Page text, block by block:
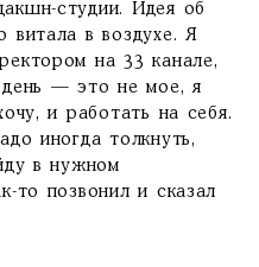
студии. Идея об
витала в воздухе. Я
на 33 канале,
день — это не мое, я
и работать на себя.
иногда толкнуть,
в нужном
то позвонил и сказал